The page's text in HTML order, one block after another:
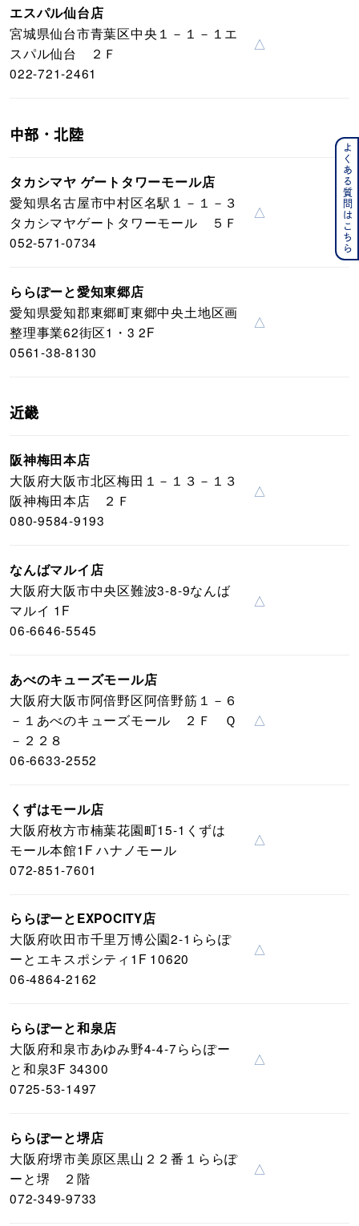
エスパル仙台店
宮城県仙台市青葉区中央１－１－１エ
スパル仙台 ２Ｆ
022-721-2461
△
中部・北陸
タカシマヤ ゲートタワーモール店
愛知県名古屋市中村区名駅１－１－３
タカシマヤゲートタワーモール ５Ｆ
052-571-0734
△
ららぽーと愛知東郷店
愛知県愛知郡東郷町東郷中央土地区画
整理事業62街区1・3 2F
0561-38-8130
△
近畿
阪神梅田本店
大阪府大阪市北区梅田１－１３－１３
阪神梅田本店 ２Ｆ
080-9584-9193
△
なんばマルイ店
大阪府大阪市中央区難波3-8-9なんば
マルイ 1F
06-6646-5545
△
あべのキューズモール店
大阪府大阪市阿倍野区阿倍野筋１－６
－１あべのキューズモール ２Ｆ Ｑ
－２２８
06-6633-2552
△
くずはモール店
大阪府枚方市楠葉花園町15-1くずは
モール本館1F ハナノモール
072-851-7601
△
ららぽーとEXPOCITY店
大阪府吹田市千里万博公園2-1ららぽ
ーとエキスポシティ1F 10620
06-4864-2162
△
ららぽーと和泉店
大阪府和泉市あゆみ野4-4-7ららぽー
と和泉3F 34300
0725-53-1497
△
ららぽーと堺店
大阪府堺市美原区黒山２２番１ららぽ
ーと堺 ２階
072-349-9733
△
よくある質問はこちら